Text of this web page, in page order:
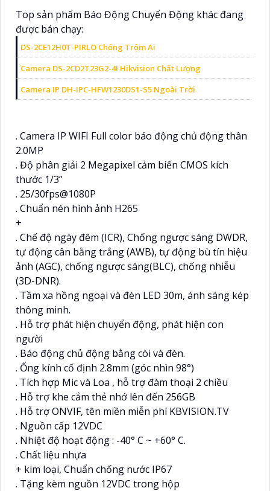
Top sản phẩm Báo Động Chuyển Động khác đang
được bán chạy:
DS-2CE12H0T-PIRLO Chống Trộm Ai
Camera DS-2CD2T23G2-4I Hikvision Chất Lượng
Camera IP DH-IPC-HFW1230DS1-S5 Ngoài Trời
. Camera IP WIFI Full color báo động chủ động thân
2.0MP
. Độ phân giải 2 Megapixel cảm biến CMOS kích
thước 1/3”
. 25/30fps@1080P
. Chuẩn nén hình ảnh H265
+
. Chế độ ngày đêm (ICR), Chống ngược sáng DWDR,
tự động cân bằng trắng (AWB), tự động bù tín hiệu
ảnh (AGC), chống ngược sáng(BLC), chống nhiễu
(3D-DNR).
. Tầm xa hồng ngoại và đèn LED 30m, ánh sáng kép
thông minh.
. Hỗ trợ phát hiện chuyển động, phát hiện con
người
. Báo động chủ động bằng còi và đèn.
. Ống kính cố định 2.8mm (góc nhìn 98°)
. Tích hợp Mic và Loa , hỗ trợ đàm thoại 2 chiều
. Hỗ trợ khe cắm thẻ nhớ lên đến 256GB
. Hỗ trợ ONVIF, tên miền miễn phí KBVISION.TV
. Nguồn cấp 12VDC
. Nhiệt độ hoạt động : -40° C ~ +60° C.
. Chất liệu nhựa
+ kim loại, Chuẩn chống nước IP67
. Tặng kèm nguồn 12VDC trong hộp